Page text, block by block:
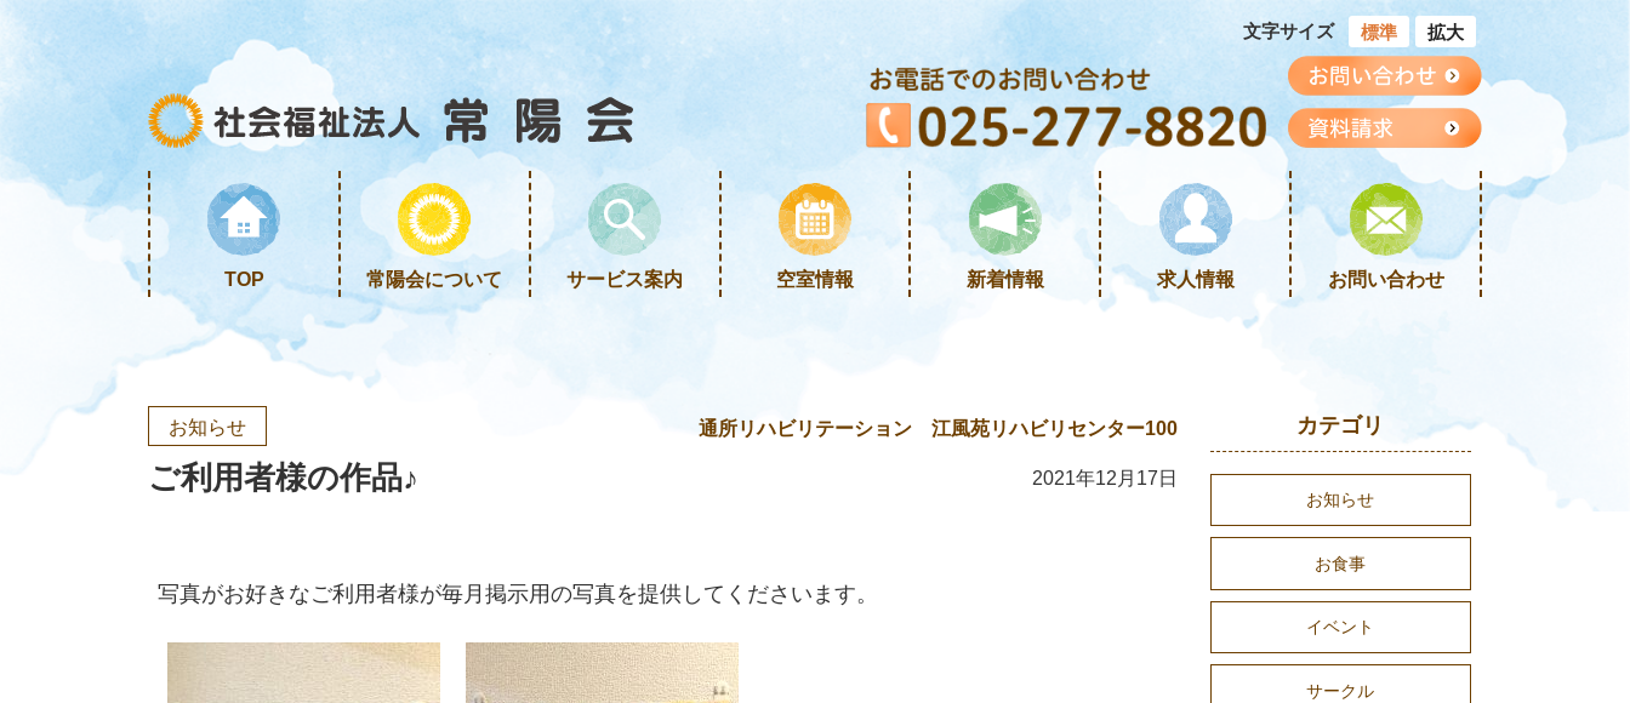
文字サイズ 標準 拡大
TOP 常陽会について サービス案内 空室情報 新着情報 求人情報 お問い合わせ
お知らせ 通所リハビリテーション 江風苑リハビリセンター100
ご利用者様の作品♪ 2021年12月17日
写真がお好きなご利用者様が毎月掲示用の写真を提供してくださいます。
カテゴリ
お知らせ
お食事
イベント
サークル